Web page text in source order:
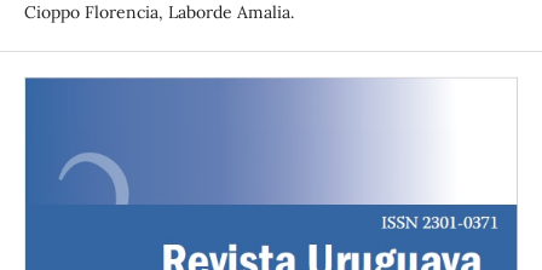
Cioppo Florencia, Laborde Amalia.